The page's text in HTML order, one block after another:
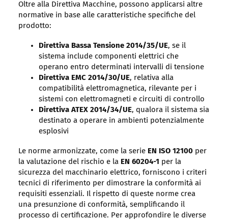
Oltre alla Direttiva Macchine, possono applicarsi altre
normative in base alle caratteristiche specifiche del
prodotto:
Direttiva Bassa Tensione 2014/35/UE, se il
sistema include componenti elettrici che
operano entro determinati intervalli di tensione
Direttiva EMC 2014/30/UE, relativa alla
compatibilità elettromagnetica, rilevante per i
sistemi con elettromagneti e circuiti di controllo
Direttiva ATEX 2014/34/UE, qualora il sistema sia
destinato a operare in ambienti potenzialmente
esplosivi
Le norme armonizzate, come la serie EN ISO 12100per
la valutazione del rischio e la EN 60204-1 per la
sicurezza del macchinario elettrico, forniscono i criteri
tecnici di riferimento per dimostrare la conformità ai
requisiti essenziali. Il rispetto di queste norme crea
una presunzione di conformità, semplificando il
processo di certificazione. Per approfondire le diverse